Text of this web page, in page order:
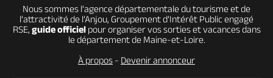
Nous sommes l’agence départementale du tourisme et de
l’attractivité de l’Anjou, Groupement d’Intérêt Public engagé
RSE, guide officielpour organiser vos sorties et vacances dans
le département de Maine-et-Loire.
À propos - Devenir annonceur